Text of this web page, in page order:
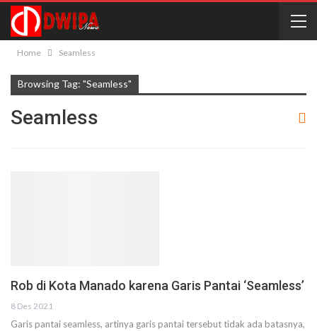
Home Seamless
Browsing Tag: "Seamless"
Seamless
Rob di Kota Manado karena Garis Pantai ‘Seamless’
8 Des 2021
Garis pantai seamless, artinya garis pantai tersebut tidak ada batasnya,